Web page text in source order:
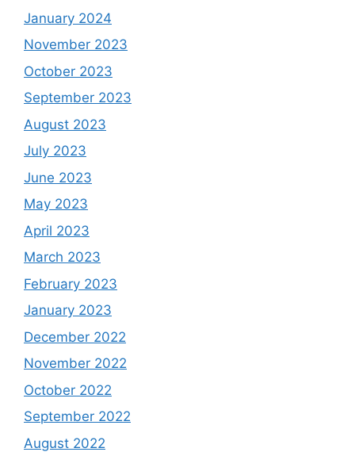
January 2024
November 2023
October 2023
September 2023
August 2023
July 2023
June 2023
May 2023
April 2023
March 2023
February 2023
January 2023
December 2022
November 2022
October 2022
September 2022
August 2022